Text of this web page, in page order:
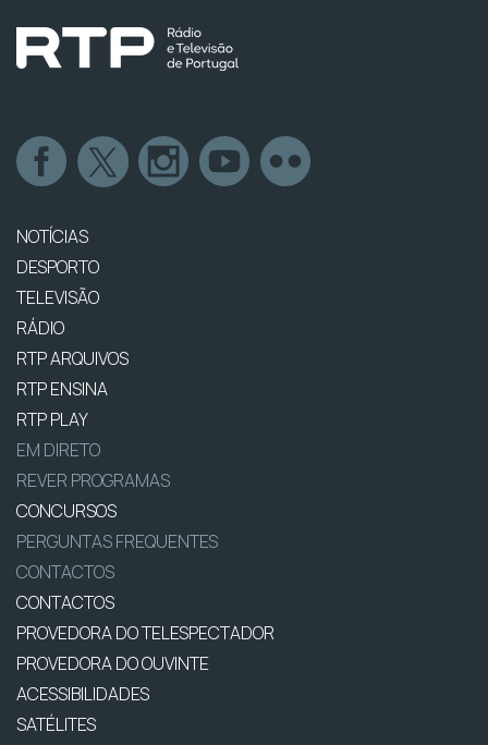
NOTÍCIAS
DESPORTO
TELEVISÃO
RÁDIO
RTP ARQUIVOS
RTP ENSINA
RTP PLAY
EM DIRETO
REVER PROGRAMAS
CONCURSOS
PERGUNTAS FREQUENTES
CONTACTOS
CONTACTOS
PROVEDORA DO TELESPECTADOR
PROVEDORA DO OUVINTE
ACESSIBILIDADES
SATÉLITES